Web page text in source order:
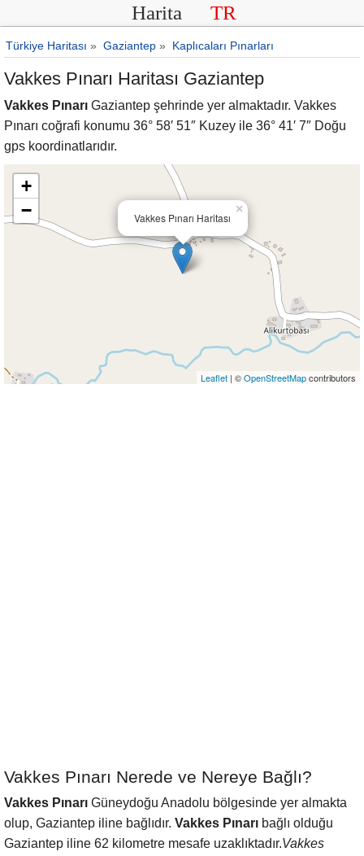
Harita TR
Türkiye Haritası » Gaziantep » Kaplıcaları Pınarları
Vakkes Pınarı Haritası Gaziantep
Vakkes Pınarı Gaziantep şehrinde yer almaktadır. Vakkes
Pınarı coğrafi konumu 36° 58′ 51″ Kuzey ile 36° 41′ 7″ Doğu
gps koordinatlarıdır.
Vakkes Pınarı Haritası
×
+
−
Leaflet | ©OpenStreetMapcontributors
Vakkes Pınarı Nerede ve Nereye Bağlı?
Vakkes Pınarı Güneydoğu Anadolu bölgesinde yer almakta
olup, Gaziantep iline bağlıdır. Vakkes Pınarı bağlı olduğu
Gaziantep iline 62 kilometre mesafe uzaklıktadır.Vakkes